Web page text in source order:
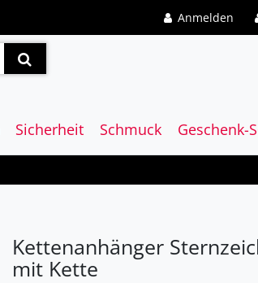
Anmelden
Sicherheit Schmuck Geschenk-
Kettenanhänger
mit Kette